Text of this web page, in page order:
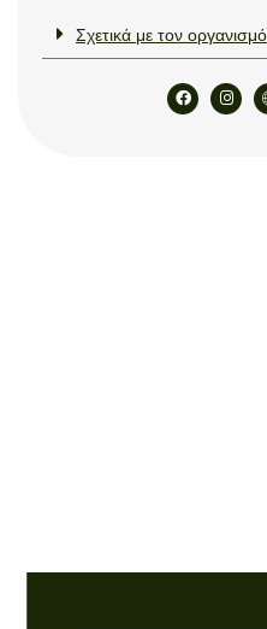
Σχετικά με τον οργανισμό